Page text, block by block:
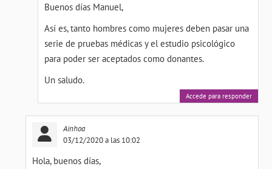
Buenos días Manuel,
Así es, tanto hombres como mujeres deben pasar una
serie de pruebas médicas y el estudio psicológico
para poder ser aceptados como donantes.
Un saludo.
Accede para responder
Ainhoa
03/12/2020 a las 10:02
Hola, buenos días,